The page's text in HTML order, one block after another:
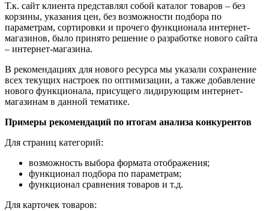
Т.к. сайт клиента представлял собой каталог товаров – без
корзины, указания цен, без возможности подбора по
параметрам, сортировки и прочего функционала интернет-
магазинов, было принято решение о разработке нового сайта
– интернет-магазина.
В рекомендациях для нового ресурса мы указали сохранение
всех текущих настроек по оптимизации, а также добавление
нового функционала, присущего лидирующим интернет-
магазинам в данной тематике.
Примеры рекомендаций по итогам анализа конкурентов
Для страниц категорий:
возможность выбора формата отображения;
функционал подбора по параметрам;
функционал сравнения товаров и т.д.
Для карточек товаров: